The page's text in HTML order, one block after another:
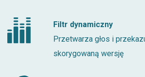
Filtr dynamiczny
Przetwarza głos i
skorygowaną wersję